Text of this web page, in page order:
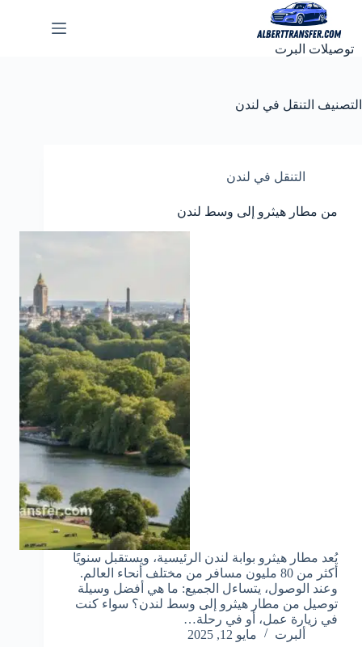
المحتوى
توصيلات البرت
التصنيف التنقل في لندن
التنقل في لندن
من مطار هيثرو إلى وسط لندن
يُعد مطار هيثرو بوابة لندن الرئيسية، ويستقبل سنويًا
أكثر من 80 مليون مسافر من مختلف أنحاء العالم.
وعند الوصول، يتساءل الجميع: ما هي أفضل وسيلة
توصيل من مطار هيثرو إلى وسط لندن؟ سواء كنت
في زيارة عمل، أو في رحلة…
ألبرت
مايو 12, 2025